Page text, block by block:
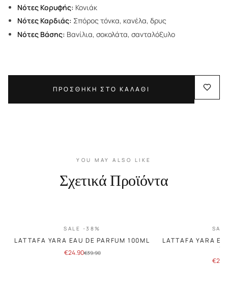
Νότες Κορυφής: Κονιάκ
Νότες Καρδιάς: Σπόρος τόνκα, κανέλα, δρυς
Νότες Βάσης: Βανίλια, σοκολάτα, σανταλόξυλο
ΠΡΟΣΘΗΚΗ ΣΤΟ ΚΑΛΑΘΙ
YOU MAY ALSO LIKE
Σχετικά Προϊόντα
SALE -38%
LATTAFA YARA EAU DE PARFUM 100ML
€24.90€39.90
LATTAFA YARA
€